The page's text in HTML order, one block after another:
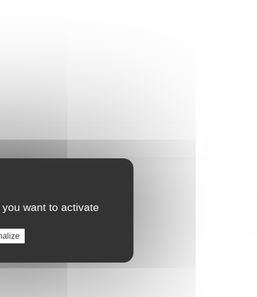
want to activate